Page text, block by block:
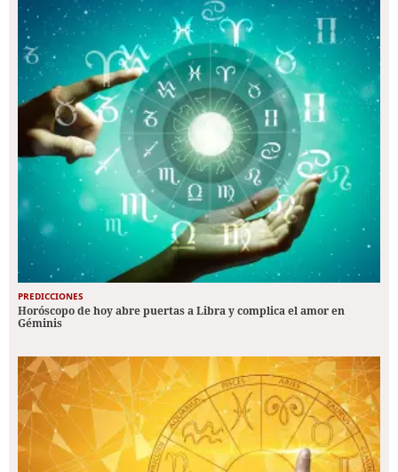
PREDICCIONES
Horóscopo de hoy abre puertas a Libra y complica el amor en
Géminis